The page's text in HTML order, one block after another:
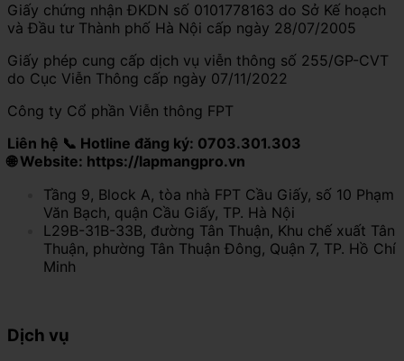
Giấy chứng nhận ĐKDN số 0101778163 do Sở Kế hoạch
và Đầu tư Thành phố Hà Nội cấp ngày 28/07/2005
Giấy phép cung cấp dịch vụ viễn thông số 255/GP-CVT
do Cục Viễn Thông cấp ngày 07/11/2022
Công ty Cổ phần Viễn thông FPT
Liên hệ 📞 Hotline đăng ký: 0703.301.303
🌐 Website: https://lapmangpro.vn
Tầng 9, Block A, tòa nhà FPT Cầu Giấy, số 10 Phạm
Văn Bạch, quận Cầu Giấy, TP. Hà Nội
L29B-31B-33B, đường Tân Thuận, Khu chế xuất Tân
Thuận, phường Tân Thuận Đông, Quận 7, TP. Hồ Chí
Minh
Dịch vụ